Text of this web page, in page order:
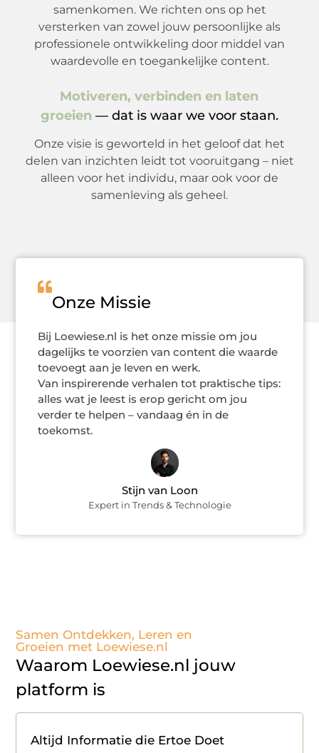
samenkomen. We richten ons op het
versterken van zowel jouw persoonlijke als
professionele ontwikkeling door middel van
waardevolle en toegankelijke content.
Motiveren, verbinden en laten
groeien — dat is waar we voor staan.
Onze visie is geworteld in het geloof dat het
delen van inzichten leidt tot vooruitgang – niet
alleen voor het individu, maar ook voor de
samenleving als geheel.
Onze Missie
Bij Loewiese.nl is het onze missie om jou
dagelijks te voorzien van content die waarde
toevoegt aan je leven en werk.
Van inspirerende verhalen tot praktische tips:
alles wat je leest is erop gericht om jou
verder te helpen – vandaag én in de
toekomst.
Stijn van Loon
Expert in Trends & Technologie
Samen Ontdekken, Leren en
Groeien met Loewiese.nl
Waarom Loewiese.nl jouw
platform is
Altijd Informatie die Ertoe Doet